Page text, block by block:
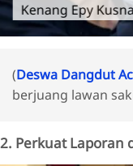
Kenang Epy
(Deswa Dangdut
berjuang lawan
2. Perkuat Laporan